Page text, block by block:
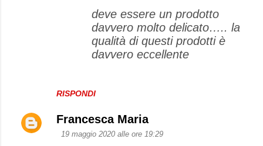
RISPONDI
deve essere un prodotto
davvero molto delicato….. la
qualità di questi prodotti è
davvero eccellente
Francesca Maria
19 maggio 2020 alle ore 19:29